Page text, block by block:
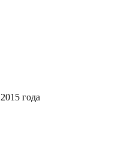
2015 года